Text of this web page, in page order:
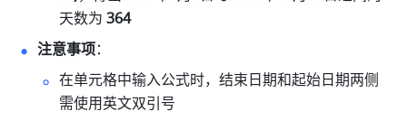
天数为 364
注意事项：
在单元格中输入公式时，结束日期和起始日期两侧
需使用英文双引号